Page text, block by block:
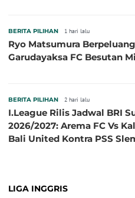
BERITA PILIHAN 1 hari lalu
Ryo Matsumura
Garudayaksa FC Besutan
BERITA PILIHAN 2 hari lalu
I.League Rilis Jadwal BRI
2026/2027: Arema FC Vs
Bali United Kontra PSS
LIGA INGGRIS